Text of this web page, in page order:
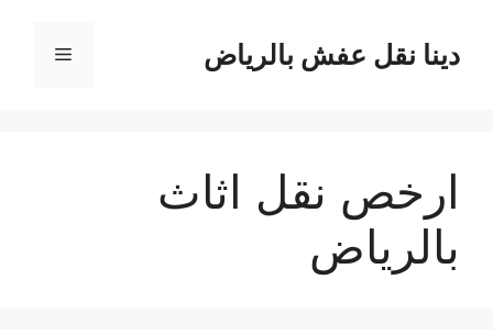
المحتوىدينا نقل عفش بالرياض القائمة
ارخص نقل اثاث
بالرياض